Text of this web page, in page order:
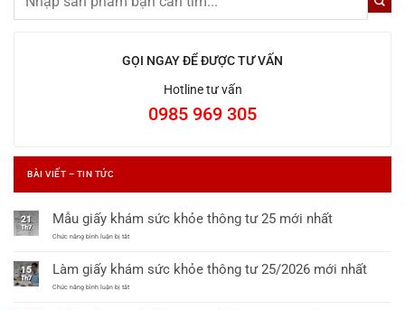
GỌI NGAY ĐỂ ĐƯỢC TƯ VẤN
Hotline tư vấn
0985 969 305
BÀI VIẾT – TIN TỨC
21
Th7
Mẫu giấy khám sức khỏe thông tư 25 mới nhất
Chức năng bình luận bị tắtở
khám
sức
khỏe
15
Th7
Làm giấy khám sức khỏe thông tư 25/2026 mới nhất
Chức năng bình luận bị tắtở